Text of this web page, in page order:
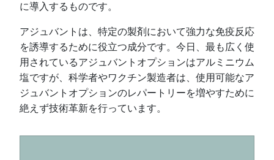
に導入するものです。
アジュバントは、特定の製剤において強力な免疫反応
を誘導するために役立つ成分です。今日、最も広く使
用されているアジュバントオプションはアルミニウム
塩ですが、科学者やワクチン製造者は、使用可能なア
ジュバントオプションのレパートリーを増やすために
絶えず技術革新を行っています。